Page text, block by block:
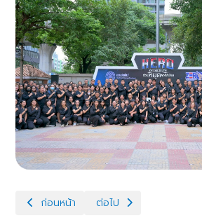
เนื้อหาก่อนหน้า: สำนักกฎหมายเข้าร่วมป
ก่อนหน้า เนื้อหาถัดไป: สำนักกฎห
ต่อไป